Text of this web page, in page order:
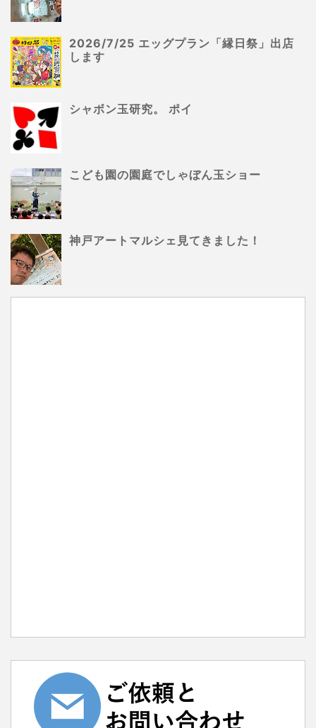
2026/7/25 エッグプラン「縁日祭」出店
します
シャボン玉研究。 ポイ
こども園の園庭でしゃぼん玉ショー
神戸アートマルシェ見てきました！